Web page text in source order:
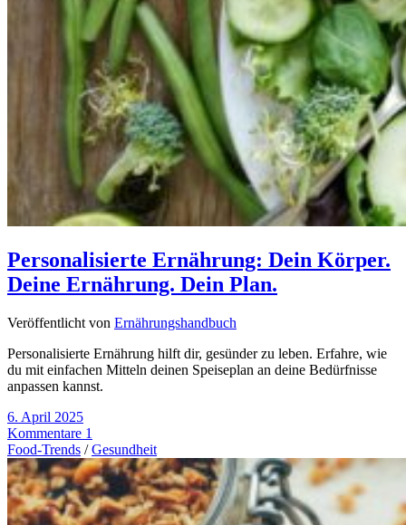
Personalisierte Ernährung: Dein Körper.
Deine Ernährung. Dein Plan.
Veröffentlicht von Ernährungshandbuch
Personalisierte Ernährung hilft dir, gesünder zu leben. Erfahre, wie
du mit einfachen Mitteln deinen Speiseplan an deine Bedürfnisse
anpassen kannst.
6. April 2025
Kommentare 1
Food-Trends /Gesundheit